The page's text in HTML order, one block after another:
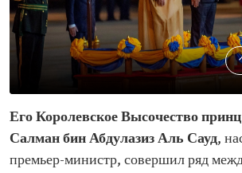
Его Королевское Высочество
Салман бин Абдулазиз Аль Сауд,
премьер-министр, совершил ряд